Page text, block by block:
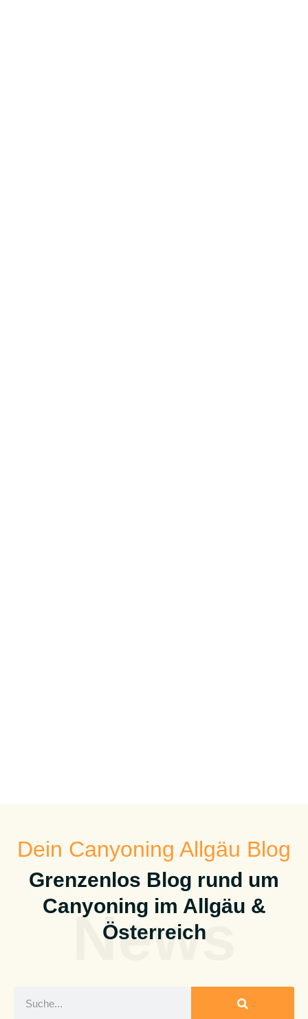
Dein Canyoning Allgäu Blog
Grenzenlos Blog rund um
Canyoning im Allgäu &
Österreich
News